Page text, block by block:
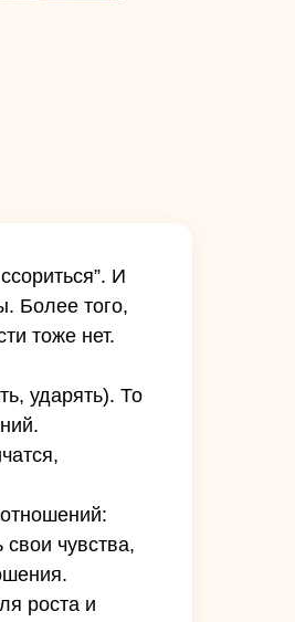
И
Более того,
тоже нет.
ударять). То
чувства,
роста и